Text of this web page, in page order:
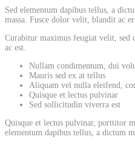
Sed elementum dapibus tellus, a
massa. Fusce dolor velit, blandit ac
Curabitur maximus feugiat velit, sed
ac est.
Nullam condimentum, dui
Mauris sed ex at tellus
Aliquam vel nulla eleifend,
Quisque et lectus pulvinar
Sed sollicitudin viverra est
Quisque et lectus pulvinar, porttitor
elementum dapibus tellus, a dictum